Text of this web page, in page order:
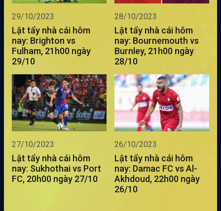
29/10/2023
Lật tẩy nhà cái hôm
nay: Brighton vs
Fulham, 21h00 ngày
29/10
28/10/2023
Lật tẩy nhà cái hôm
nay: Bournemouth vs
Burnley, 21h00 ngày
28/10
27/10/2023
Lật tẩy nhà cái hôm
nay: Sukhothai vs Port
FC, 20h00 ngày 27/10
26/10/2023
Lật tẩy nhà cái hôm
nay: Damac FC vs Al-
Akhdoud, 22h00 ngày
26/10